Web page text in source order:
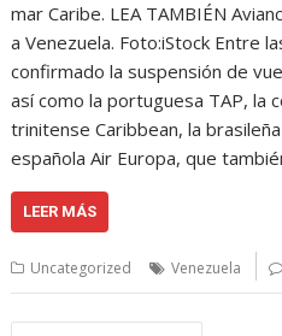
mar Caribe. LEA TAMBIÉN
a Venezuela. Foto:iStock Entre
confirmado la suspensión de
así como la portuguesa TAP, la
trinitense Caribbean, la
española Air Europa, que
LEER MÁS
Uncategorized Venezuela